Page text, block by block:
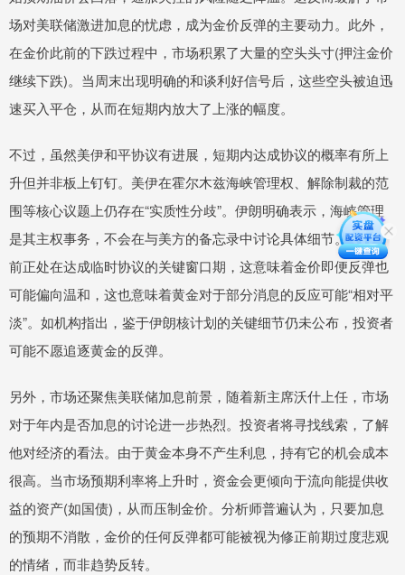
场对美联储激进加息的忧虑，成为金价反弹的主要动力。此外，
在金价此前的下跌过程中，市场积累了大量的空头头寸(押注金价
继续下跌)。当周末出现明确的和谈利好信号后，这些空头被迫迅
速买入平仓，从而在短期内放大了上涨的幅度。
不过，虽然美伊和平协议有进展，短期内达成协议的概率有所上
升但并非板上钉钉。美伊在霍尔木兹海峡管理权、解除制裁的范
围等核心议题上仍存在“实质性分歧”。伊朗明确表示，海峡管理
是其主权事务，不会在与美方的备忘录中讨论具体细节。美伊目
前正处在达成临时协议的关键窗口期，这意味着金价即便反弹也
可能偏向温和，这也意味着黄金对于部分消息的反应可能“相对平
淡”。如机构指出，鉴于伊朗核计划的关键细节仍未公布，投资者
可能不愿追逐黄金的反弹。
另外，市场还聚焦美联储加息前景，随着新主席沃什上任，市场
对于年内是否加息的讨论进一步热烈。投资者将寻找线索，了解
他对经济的看法。由于黄金本身不产生利息，持有它的机会成本
很高。当市场预期利率将上升时，资金会更倾向于流向能提供收
益的资产(如国债)，从而压制金价。分析师普遍认为，只要加息
的预期不消散，金价的任何反弹都可能被视为修正前期过度悲观
的情绪，而非趋势反转。